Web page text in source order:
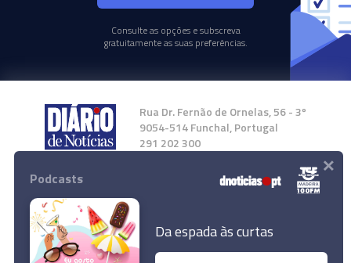
Consulte as opções e subscreva
gratuitamente as suas preferências.
Rua Dr. Fernão de Ornelas, 56 - 3º
9054-514 Funchal, Portugal
291 202 300
Instale a nossa App
Podcasts
Da espada às curtas
×